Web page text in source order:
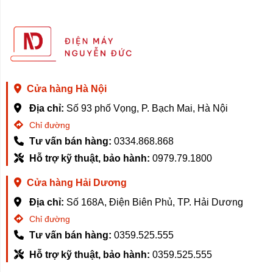
Cửa hàng Hà Nội
Địa chỉ: Số 93 phố Vọng, P. Bạch Mai, Hà Nội
Chỉ đường
Tư vấn bán hàng: 0334.868.868
Hỗ trợ kỹ thuật, bảo hành: 0979.79.1800
Cửa hàng Hải Dương
Địa chỉ: Số 168A, Điện Biên Phủ, TP. Hải Dương
Chỉ đường
Tư vấn bán hàng: 0359.525.555
Hỗ trợ kỹ thuật, bảo hành: 0359.525.555